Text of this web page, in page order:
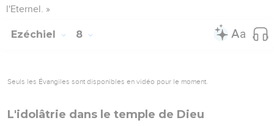
l'Eternel. »
Ezéchiel 8
Seuls les Évangiles sont disponibles en vidéo pour le moment.
L'idolâtrie dans le temple de Dieu